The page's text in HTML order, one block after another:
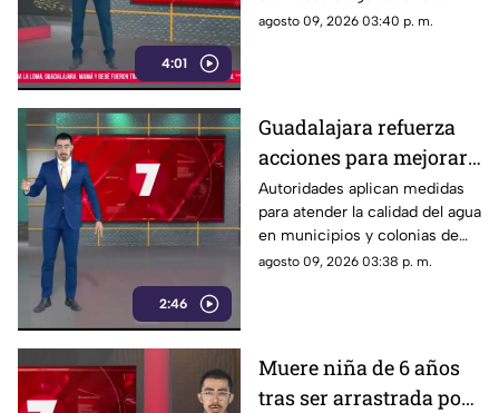
4:01
en Tonalá
preparados, una opción ideal
agosto 09, 2026 03:40 p. m.
2:46
Guadalajara refuerza
acciones para mejorar
la calidad del agua en
municipios y colonias
afectadas
Autoridades aplican medidas
para atender la calidad del agua
en municipios y colonias de
Guadalajara. Las acciones
agosto 09, 2026 03:38 p. m.
Muere niña de 6 años
tras ser arrastrada por